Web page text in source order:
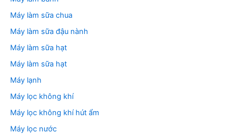
Máy làm sữa chua
Máy làm sữa đậu nành
Máy làm sữa hạt
Máy làm sữa hạt
Máy lạnh
Máy lọc không khí
Máy lọc không khí hút ẩm
Máy lọc nước